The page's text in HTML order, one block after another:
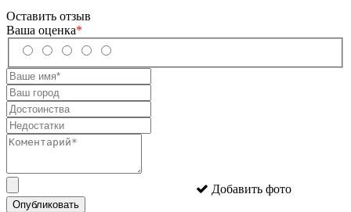
Оставить отзыв
Ваша оценка*
Добавить фото
Опубликовать